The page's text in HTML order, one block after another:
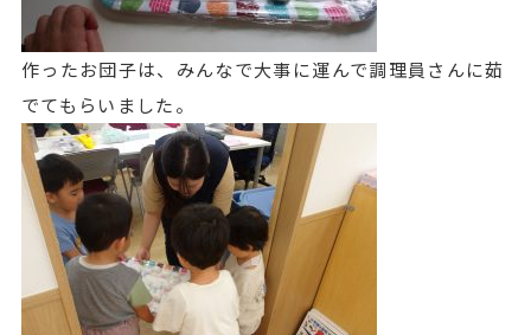
作ったお団子は、みんなで大事に運んで調理員さんに茹
でてもらいました。